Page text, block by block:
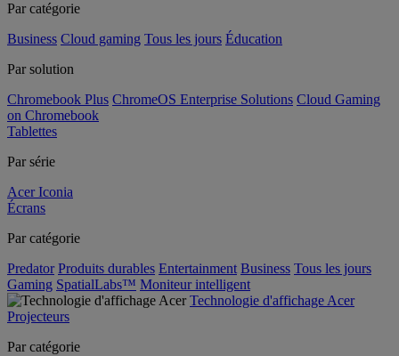
Par catégorie
Business Cloud gaming Tous les jours Éducation
Par solution
Chromebook Plus ChromeOS Enterprise Solutions Cloud Gaming
on Chromebook
Tablettes
Par série
Acer Iconia
Écrans
Par catégorie
Predator Produits durables Entertainment Business Tous les jours
Gaming SpatialLabs™ Moniteur intelligent
Technologie d'affichage Acer
Projecteurs
Par catégorie